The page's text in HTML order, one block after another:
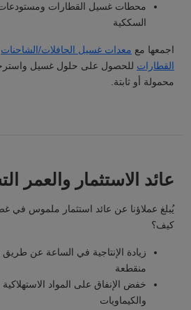
محطات غسيل القطارات ومستودعات
السككية
اجمعها مع معدات غسيل الحافلات/الشاحنات
القطارات للحصول على حلول غسيل
محمولة أو ثابتة.
عائد الاستثمار والعمر
يُبلغ عملاؤنا عن عائد استثمار ملموس في
كيف؟
زيادة الإنتاجية في الساعة عن
منقطعة
خفض الإنفاق على المواد
والكيماويات